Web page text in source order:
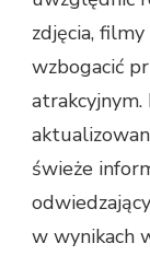
zdjęcia,
wzbogacić
świeże
w wynikach